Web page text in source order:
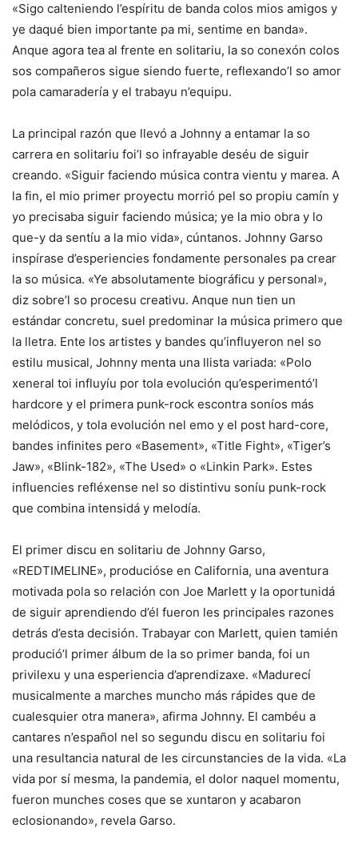
«Sigo calteniendo l’espíritu de banda colos mios amigos y
ye daqué bien importante pa mi, sentime en banda».
Anque agora tea al frente en solitariu, la so conexón colos
sos compañeros sigue siendo fuerte, reflexando’l so amor
pola camaradería y el trabayu n’equipu.
La principal razón que llevó a Johnny a entamar la so
carrera en solitariu foi’l so infrayable deséu de siguir
creando. «Siguir faciendo música contra vientu y marea. A
la fin, el mio primer proyectu morrió pel so propiu camín y
yo precisaba siguir faciendo música; ye la mio obra y lo
que-y da sentíu a la mio vida», cúntanos. Johnny Garso
inspírase d’esperiencies fondamente personales pa crear
la so música. «Ye absolutamente biográficu y personal»,
diz sobre’l so procesu creativu. Anque nun tien un
estándar concretu, suel predominar la música primero que
la lletra. Ente los artistes y bandes qu’influyeron nel so
estilu musical, Johnny menta una llista variada: «Polo
xeneral toi influyíu por tola evolución qu’esperimentó’l
hardcore y el primera punk-rock escontra soníos más
melódicos, y tola evolución nel emo y el post hard-core,
bandes infinites pero «Basement», «Title Fight», «Tiger’s
Jaw», «Blink-182», «The Used» o «Linkin Park». Estes
influencies refléxense nel so distintivu soníu punk-rock
que combina intensidá y melodía.
El primer discu en solitariu de Johnny Garso,
«REDTIMELINE», producióse en California, una aventura
motivada pola so relación con Joe Marlett y la oportunidá
de siguir aprendiendo d’él fueron les principales razones
detrás d’esta decisión. Trabayar con Marlett, quien tamién
produció’l primer álbum de la so primer banda, foi un
privilexu y una esperiencia d’aprendizaxe. «Madurecí
musicalmente a marches muncho más rápides que de
cualesquier otra manera», afirma Johnny. El cambéu a
cantares n’español nel so segundu discu en solitariu foi
una resultancia natural de les circunstancies de la vida. «La
vida por sí mesma, la pandemia, el dolor naquel momentu,
fueron munches coses que se xuntaron y acabaron
eclosionando», revela Garso.